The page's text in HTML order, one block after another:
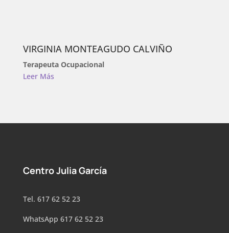
VIRGINIA MONTEAGUDO CALVIÑO
Terapeuta Ocupacional
Leer Más
Centro Julia García
Tel. 617 62 52 23
WhatsApp 617 62 52 23